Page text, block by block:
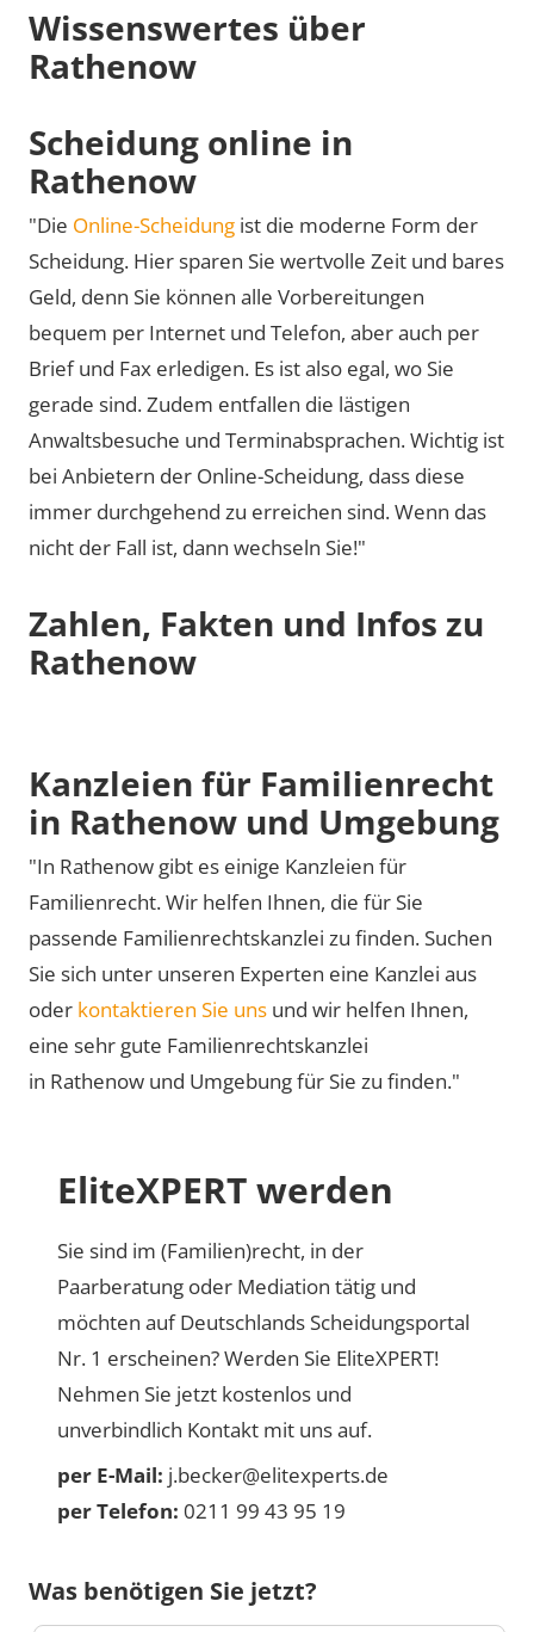
Wissenswertes über
Rathenow
Scheidung online in
Rathenow
"Die Online-Scheidung ist die moderne Form der
Scheidung. Hier sparen Sie wertvolle Zeit und bares
Geld, denn Sie können alle Vorbereitungen
bequem per Internet und Telefon, aber auch per
Brief und Fax erledigen. Es ist also egal, wo Sie
gerade sind. Zudem entfallen die lästigen
Anwaltsbesuche und Terminabsprachen. Wichtig ist
bei Anbietern der Online-Scheidung, dass diese
immer durchgehend zu erreichen sind. Wenn das
nicht der Fall ist, dann wechseln Sie!"
Zahlen, Fakten und Infos zu
Rathenow
Kanzleien für Familienrecht
in Rathenow und Umgebung
"In Rathenow gibt es einige Kanzleien für
Familienrecht. Wir helfen Ihnen, die für Sie
passende Familienrechtskanzlei zu finden. Suchen
Sie sich unter unseren Experten eine Kanzlei aus
oder kontaktieren Sie uns und wir helfen Ihnen,
eine sehr gute Familienrechtskanzlei
in Rathenow und Umgebung für Sie zu finden."
EliteXPERT werden
Sie sind im (Familien)recht, in der
Paarberatung oder Mediation tätig und
möchten auf Deutschlands Scheidungsportal
Nr. 1 erscheinen? Werden Sie EliteXPERT!
Nehmen Sie jetzt kostenlos und
unverbindlich Kontakt mit uns auf.
per E-Mail: j.becker@elitexperts.de
per Telefon: 0211 99 43 95 19
Was benötigen Sie jetzt?